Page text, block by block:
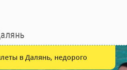
в Далянь, недорого